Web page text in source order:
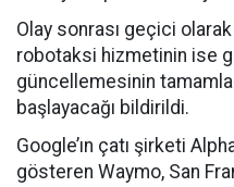
Olay sonrası geçici
robotaksi hizmetinin ise
güncellemesinin
başlayacağı bildirildi.
Google’ın çatı şirketi
gösteren Waymo, San